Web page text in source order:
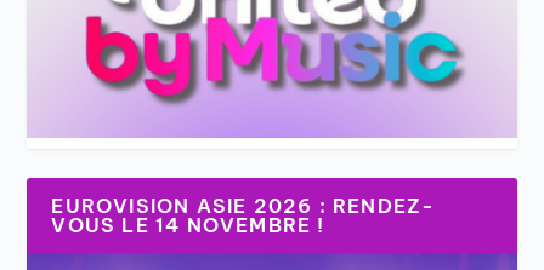
EUROVISION ASIE 2026 : RENDEZ-
VOUS LE 14 NOVEMBRE !